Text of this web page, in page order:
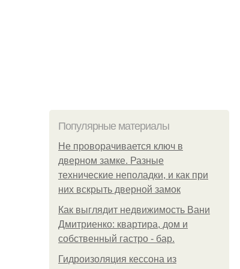
Популярные материалы
Не проворачивается ключ в
дверном замке. Разные
технические неполадки, и как при
них вскрыть дверной замок
Как выглядит недвижимость Вани
Дмитриенко: квартира, дом и
собственный гастро - бар.
Гидроизоляция кессона из